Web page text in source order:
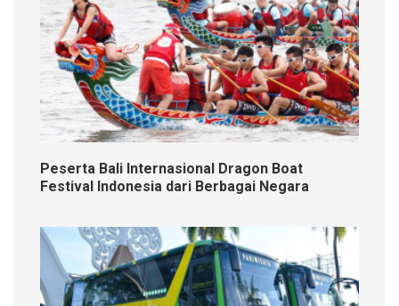
Peserta Bali Internasional Dragon Boat
Festival Indonesia dari Berbagai Negara